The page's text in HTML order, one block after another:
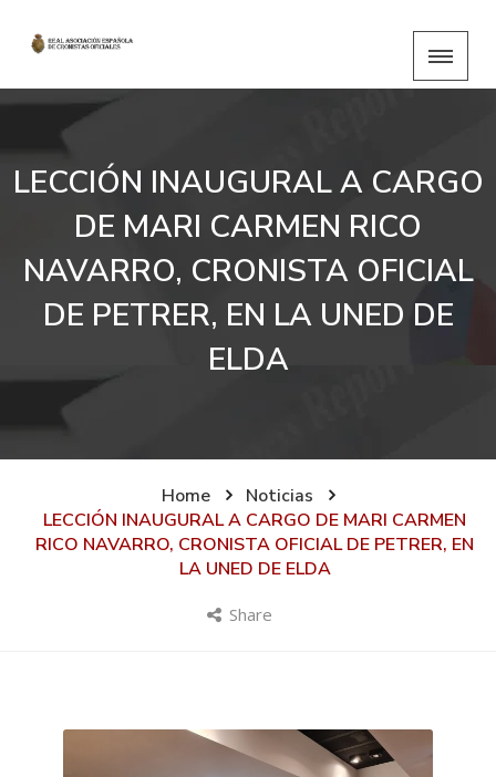
LECCIÓN INAUGURAL A CARGO
DE MARI CARMEN RICO
NAVARRO, CRONISTA OFICIAL
DE PETRER, EN LA UNED DE
ELDA
Home
Noticias
LECCIÓN INAUGURAL A CARGO DE MARI CARMEN
RICO NAVARRO, CRONISTA OFICIAL DE PETRER, EN
LA UNED DE ELDA
Share